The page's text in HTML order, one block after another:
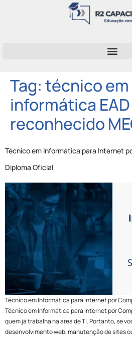
Tag: técnico em
informática EAD
reconhecido
Técnico em Informática para Internet
Diploma Oficial
Técnico em Informática para Internet por
Técnico em Informática para Internet por
quem já trabalha na área de TI. Portanto, se
desenvolvimento web, manutenção de sites